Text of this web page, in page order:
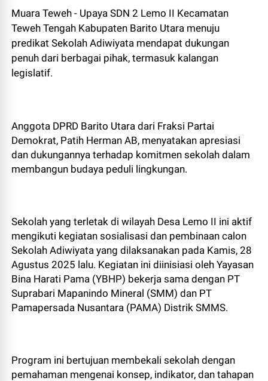
Muara Teweh - Upaya SDN 2 Lemo II Kecamatan
Teweh Tengah Kabupaten Barito Utara menuju
predikat Sekolah Adiwiyata mendapat dukungan
penuh dari berbagai pihak, termasuk kalangan
legislatif.
Anggota DPRD Barito Utara dari Fraksi Partai
Demokrat, Patih Herman AB, menyatakan apresiasi
dan dukungannya terhadap komitmen sekolah dalam
membangun budaya peduli lingkungan.
Sekolah yang terletak di wilayah Desa Lemo II ini aktif
mengikuti kegiatan sosialisasi dan pembinaan calon
Sekolah Adiwiyata yang dilaksanakan pada Kamis, 28
Agustus 2025 lalu. Kegiatan ini diinisiasi oleh Yayasan
Bina Harati Pama (YBHP) bekerja sama dengan PT
Suprabari Mapanindo Mineral (SMM) dan PT
Pamapersada Nusantara (PAMA) Distrik SMMS.
Program ini bertujuan membekali sekolah dengan
pemahaman mengenai konsep, indikator, dan tahapan